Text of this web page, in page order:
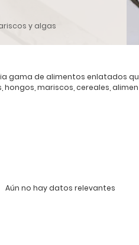
y algas
gama de alimentos enlatados
hongos, mariscos, cereales,
Aún no hay datos relevantes